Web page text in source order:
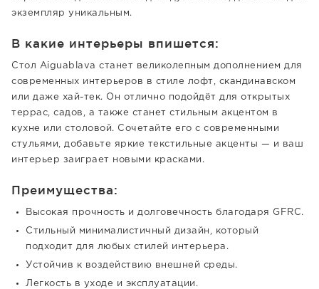
экземпляр уникальным.
В какие интерьеры впишется:
Стол Aiguablava станет великолепным дополнением для
современных интерьеров в стиле лофт, скандинавском
или даже хай-тек. Он отлично подойдёт для открытых
террас, садов, а также станет стильным акцентом в
кухне или столовой. Сочетайте его с современными
стульями, добавьте яркие текстильные акценты — и ваш
интерьер заиграет новыми красками.
Преимущества:
Высокая прочность и долговечность благодаря GFRC.
Стильный минималистичный дизайн, который
подходит для любых стилей интерьера.
Устойчив к воздействию внешней среды.
Легкость в уходе и эксплуатации.